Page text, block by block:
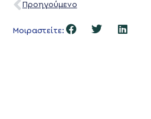
Προηγούμενο
Μοιραστείτε: